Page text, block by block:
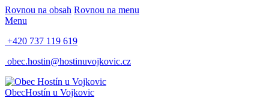
Rovnou na obsah Rovnou na menu
Menu
+420 737 119 619
obec.hostin@hostinuvojkovic.cz
ObecHostín u Vojkovic